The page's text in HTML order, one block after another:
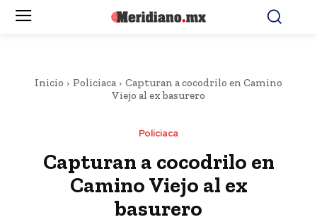
Inicio Policiaca
Capturan a cocodrilo en Camino
Viejo al ex basurero
Policiaca
Capturan a cocodrilo en
Camino Viejo al ex
basurero